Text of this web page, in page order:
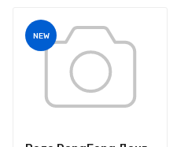
NEW